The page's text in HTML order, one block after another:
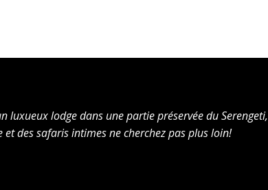
luxueux lodge dans une partie préservée du Serengeti,
des safaris intimes ne cherchez pas plus loin!